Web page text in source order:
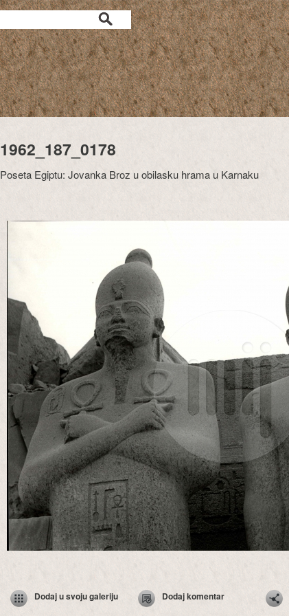
1962_187_0178
Poseta Egiptu: Jovanka Broz u obilasku hrama u Karnaku
Dodaj u svoju galeriju Dodaj komentar